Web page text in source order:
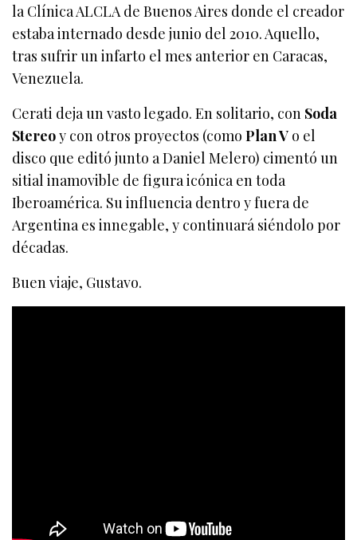
la Clínica ALCLA de Buenos Aires donde el creador
estaba internado desde junio del 2010. Aquello,
tras sufrir un infarto el mes anterior en Caracas,
Venezuela.
Cerati deja un vasto legado. En solitario, con Soda
Stereoy con otros proyectos (comoPlan V o el
disco que editó junto a Daniel Melero) cimentó un
sitial inamovible de figura icónica en toda
Iberoamérica. Su influencia dentro y fuera de
Argentina es innegable, y continuará siéndolo por
décadas.
Buen viaje, Gustavo.